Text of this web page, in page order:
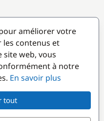
améliorer votre
les contenus et
site web, vous
à notre
En savoir plus
tout